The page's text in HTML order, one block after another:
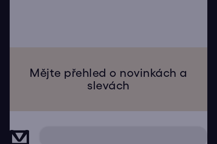
Mějte přehled o novinkách a
slevách